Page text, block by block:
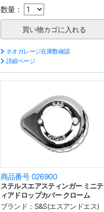
数量：
ネオガレージ在庫数確認
詳細ページ
商品番号 026900
ステルスエアスティンガー ミニテ
ィアドロップカバー クローム
ブランド： S&S(エスアンドエス)